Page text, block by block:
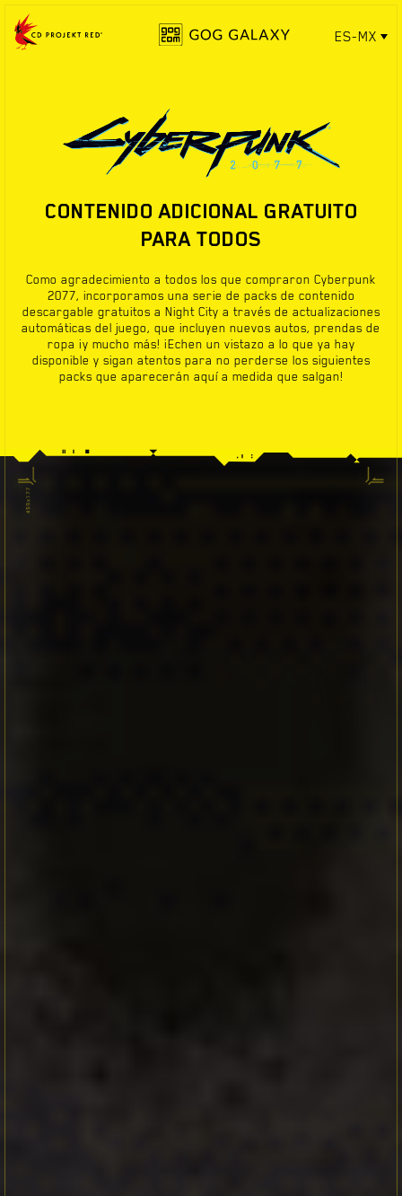
ES-MX
CONTENIDO ADICIONAL GRATUITO
PARA TODOS
Como agradecimiento a todos los que compraron Cyberpunk
2077, incorporamos una serie de packs de contenido
descargable gratuitos a Night City a través de actualizaciones
automáticas del juego, que incluyen nuevos autos, prendas de
ropa ¡y mucho más! ¡Echen un vistazo a lo que ya hay
disponible y sigan atentos para no perderse los siguientes
packs que aparecerán aquí a medida que salgan!